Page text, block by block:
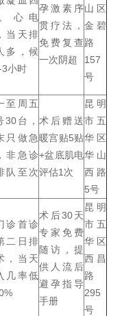
心电
当天排
多，候
3小时
孕激素序
贯疗法，
免费复查
一次阴超
山区
金碧
路
157
号
至周五
30台，
只做急
非急诊
队至次
术后赠送
暖宫贴5贴
+盆底肌电
评估1次
昆明
市五
华区
华山
西路
5号
诊首诊
二日排
，当天
几率低
术后30天
专家免费
随访，提
供人流后
避孕指导
手册
昆明
市五
华区
西昌
路
295
号